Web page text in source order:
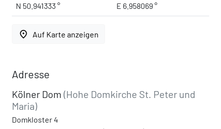
N 50.941333 ° E 6.958069 °
place Auf Karte anzeigen
Adresse
Kölner Dom (Hohe Domkirche St. Peter und
Maria)
Domkloster 4